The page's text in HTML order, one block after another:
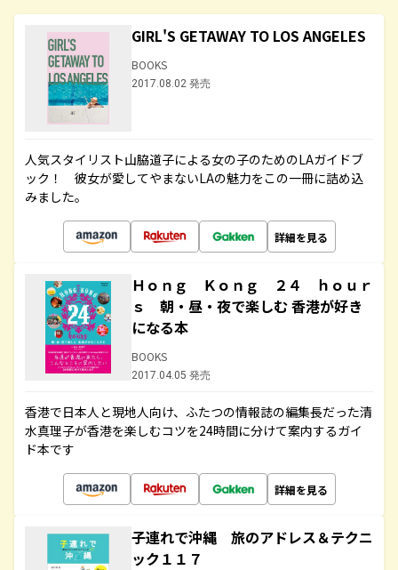
GIRL'S GETAWAY TO LOS ANGELES
BOOKS
2017.08.02 発売
人気スタイリスト山脇道子による女の子のためのLAガイドブ
ック！ 彼女が愛してやまないLAの魅力をこの一冊に詰め込
みました。
詳細を見る
Ｈｏｎｇ Ｋｏｎｇ ２４ ｈｏｕｒ
ｓ 朝・昼・夜で楽しむ 香港が好き
になる本
BOOKS
2017.04.05 発売
香港で日本人と現地人向け、ふたつの情報誌の編集長だった清
水真理子が香港を楽しむコツを24時間に分けて案内するガイ
ド本です
詳細を見る
子連れで沖縄 旅のアドレス＆テクニ
ック１１７